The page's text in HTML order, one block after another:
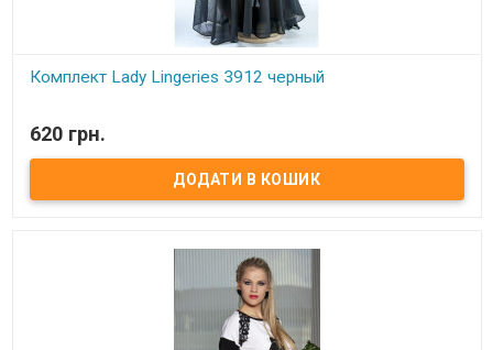
Комплект Lady Lingeries 3912 черный
M Цвет: черный Производитель: Lady Lingeries (Турция).
620 грн.